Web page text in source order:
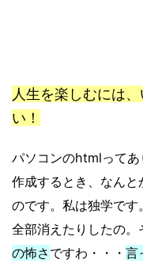
人生を楽しむには
い！
パソコンのhtmlって
作成するとき、なん
のです。私は独学で
全部消えたりしたの。
の怖さ ですわ・・・ 言